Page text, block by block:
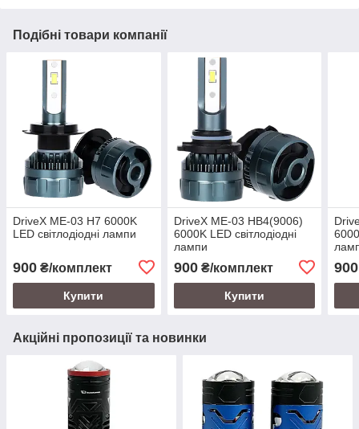
Подібні товари компанії
DriveX ME-03 H7 6000K
LED світлодіодні лампи
900 ₴/комплект
Купити
DriveX ME-03 HB4(9006)
6000K LED світлодіодні
лампи
900₴/комплект
Купити
900
Акційні пропозиції та новинки